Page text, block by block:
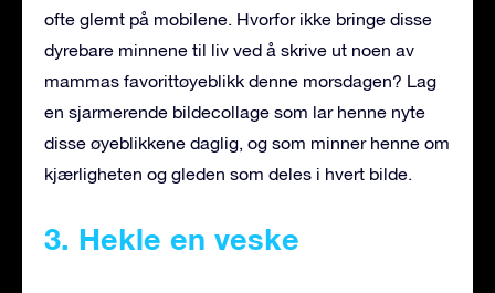
ofte glemt på mobilene. Hvorfor ikke bringe disse
dyrebare minnene til liv ved å skrive ut noen av
mammas favorittøyeblikk denne morsdagen? Lag
en sjarmerende bildecollage som lar henne nyte
disse øyeblikkene daglig, og som minner henne om
kjærligheten og gleden som deles i hvert bilde.
3. Hekle en veske